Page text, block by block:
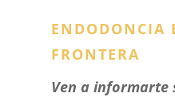
ENDODONCIA
FRONTERA
Ven a informarte